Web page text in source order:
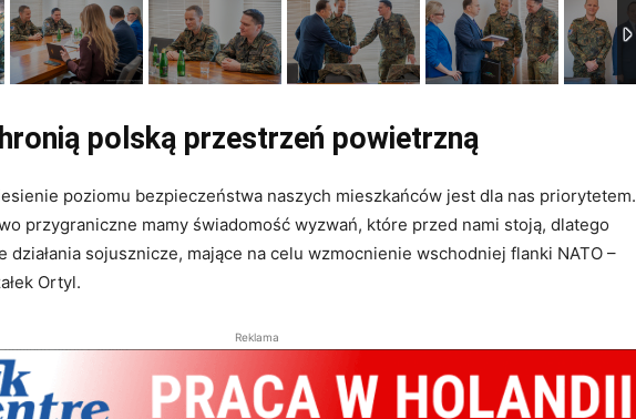
polską przestrzeń powietrzną
poziomu bezpieczeństwa naszych mieszkańców jest dla nas priorytetem.
przygraniczne mamy świadomość wyzwań, które przed nami stoją, dlatego
działania sojusznicze, mające na celu wzmocnienie wschodniej flanki NATO –
Ortyl.
Reklama